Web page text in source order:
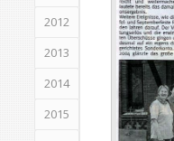
2012
2013
2014
2015